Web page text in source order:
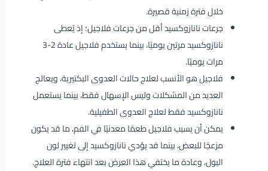
خلال فترة زمنية قصيرة.
جرعات نانازوكسيد أقل من جرعات فلاجيل؛ إذ يُعطى
نانازوكسيد مرتين يوميًا، بينما يستخدم فلاجيل عادة 2-3
مرات يوميًا.
فلاجيل هو الأنسب لعلاج حالات العدوى البكتيرية، ويعالج
العديد من المشكلات وليس الإسهال فقط، بينما يستعمل
نانازوكسيد فقط لعلاج العدوى الطفيلية.
يمكن أن يسبب فلاجيل طعمًا معدنيًا في الفم، ما قد يكون
مزعجًا للبعض، بينما قد يؤدي نانازوكسيد إلى تغيير لون
البول، وعادة ما يختفي هذا العرض بعد انتهاء فترة العلاج.